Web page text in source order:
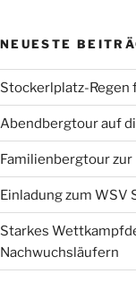
NEUESTE
Stockerlplatz-Regen
Abendbergtour auf
Familienbergtour
Einladung zum
Starkes
Nachwuchsläufern